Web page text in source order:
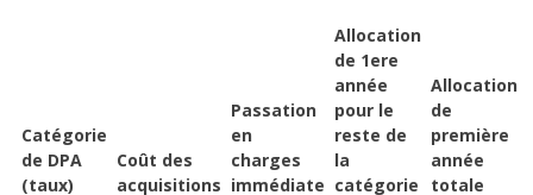
Catégorie
de DPA
(taux)
Coût des
acquisitions
Passation
en
charges
immédiate
Allocation
de 1ere
année
pour le
reste de
la
catégorie
Allocation
de
première
année
totale